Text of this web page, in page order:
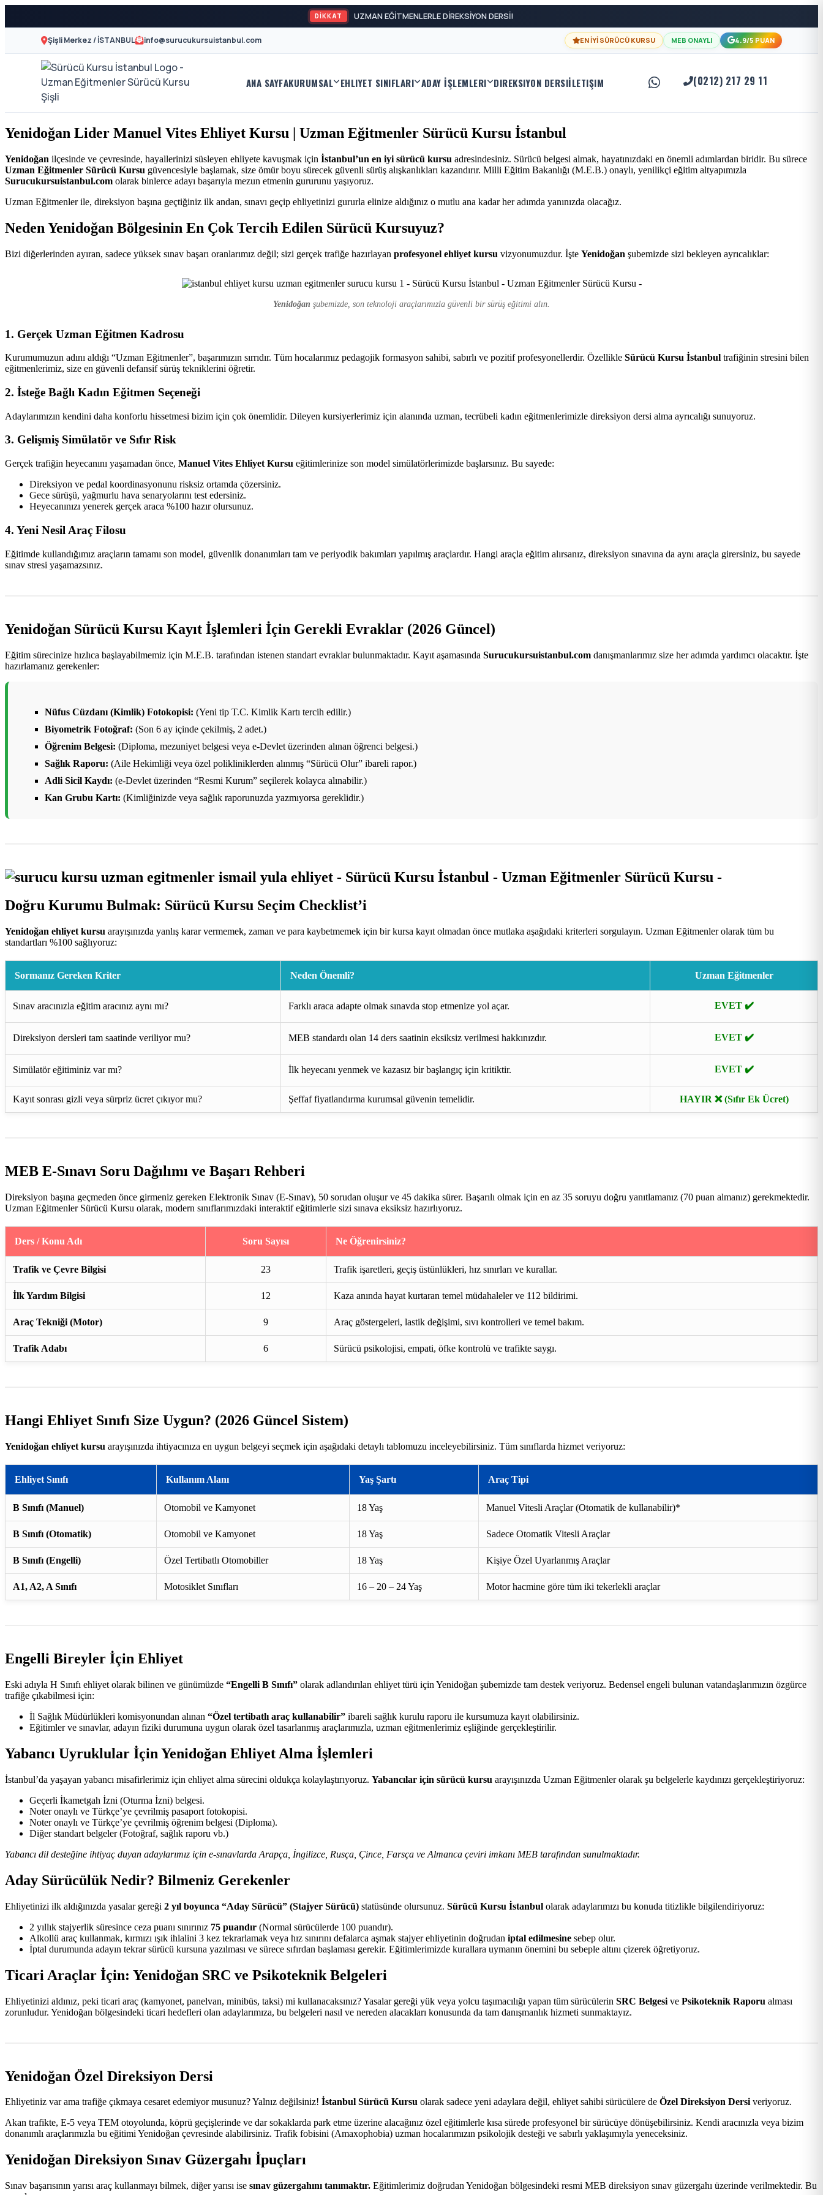
DİKKAT UZMAN EĞİTMENLERLE DİREKSİYON DERSİ!
Şişli Merkez / İSTANBUL info@surucukursuistanbul.com EN İYİ SÜRÜCÜ KURSU MEB ONAYLI 4.9/5 PUAN
Sürücü
Kursu
İstanbul
-
Şişli
En
Kursu
A2
Motor
Ehliyeti
ve
Özel
Direksiyon
Dersi
ANA SAYFAKURUMSAL EHLIYET SINIFLARI ADAY İŞLEMLERI DIREKSIYON DERSIİLETIŞIM (0212) 217 29 11
Yenidoğan Lider Manuel Vites Ehliyet Kursu | Uzman Eğitmenler Sürücü Kursu İstanbul
Yenidoğan ilçesinde ve çevresinde, hayallerinizi süsleyen ehliyete kavuşmak için İstanbul’un en iyi sürücü kursu adresindesiniz. Sürücü belgesi almak, hayatınızdaki en önemli adımlardan biridir. Bu sürece
Uzman Eğitmenler Sürücü Kursu güvencesiyle başlamak, size ömür boyu sürecek güvenli sürüş alışkanlıkları kazandırır. Milli Eğitim Bakanlığı (M.E.B.) onaylı, yenilikçi eğitim altyapımızla
Surucukursuistanbul.com olarak binlerce adayı başarıyla mezun etmenin gururunu yaşıyoruz.
Uzman Eğitmenler ile, direksiyon başına geçtiğiniz ilk andan, sınavı geçip ehliyetinizi gururla elinize aldığınız o mutlu ana kadar her adımda yanınızda olacağız.
Neden Yenidoğan Bölgesinin En Çok Tercih Edilen Sürücü Kursuyuz?
Bizi diğerlerinden ayıran, sadece yüksek sınav başarı oranlarımız değil; sizi gerçek trafiğe hazırlayan profesyonel ehliyet kursu vizyonumuzdur. İşte Yenidoğan şubemizde sizi bekleyen ayrıcalıklar:
Yenidoğan şubemizde, son teknoloji araçlarımızla güvenli bir sürüş eğitimi alın.
1. Gerçek Uzman Eğitmen Kadrosu
Kurumumuzun adını aldığı “Uzman Eğitmenler”, başarımızın sırrıdır. Tüm hocalarımız pedagojik formasyon sahibi, sabırlı ve pozitif profesyonellerdir. Özellikle Sürücü Kursu İstanbul trafiğinin stresini bilen
eğitmenlerimiz, size en güvenli defansif sürüş tekniklerini öğretir.
2. İsteğe Bağlı Kadın Eğitmen Seçeneği
Adaylarımızın kendini daha konforlu hissetmesi bizim için çok önemlidir. Dileyen kursiyerlerimiz için alanında uzman, tecrübeli kadın eğitmenlerimizle direksiyon dersi alma ayrıcalığı sunuyoruz.
3. Gelişmiş Simülatör ve Sıfır Risk
Gerçek trafiğin heyecanını yaşamadan önce, Manuel Vites Ehliyet Kursu eğitimlerinize son model simülatörlerimizde başlarsınız. Bu sayede:
Direksiyon ve pedal koordinasyonunu risksiz ortamda çözersiniz.
Gece sürüşü, yağmurlu hava senaryolarını test edersiniz.
Heyecanınızı yenerek gerçek araca %100 hazır olursunuz.
4. Yeni Nesil Araç Filosu
Eğitimde kullandığımız araçların tamamı son model, güvenlik donanımları tam ve periyodik bakımları yapılmış araçlardır. Hangi araçla eğitim alırsanız, direksiyon sınavına da aynı araçla girersiniz, bu sayede
sınav stresi yaşamazsınız.
Yenidoğan Sürücü Kursu Kayıt İşlemleri İçin Gerekli Evraklar (2026 Güncel)
Eğitim sürecinize hızlıca başlayabilmemiz için M.E.B. tarafından istenen standart evraklar bulunmaktadır. Kayıt aşamasında Surucukursuistanbul.com danışmanlarımız size her adımda yardımcı olacaktır. İşte
hazırlamanız gerekenler:
Nüfus Cüzdanı (Kimlik) Fotokopisi: (Yeni tip T.C. Kimlik Kartı tercih edilir.)
Biyometrik Fotoğraf: (Son 6 ay içinde çekilmiş, 2 adet.)
Öğrenim Belgesi: (Diploma, mezuniyet belgesi veya e-Devlet üzerinden alınan öğrenci belgesi.)
Sağlık Raporu: (Aile Hekimliği veya özel polikliniklerden alınmış “Sürücü Olur” ibareli rapor.)
Adli Sicil Kaydı: (e-Devlet üzerinden “Resmi Kurum” seçilerek kolayca alınabilir.)
Kan Grubu Kartı: (Kimliğinizde veya sağlık raporunuzda yazmıyorsa gereklidir.)
Doğru Kurumu Bulmak: Sürücü Kursu Seçim Checklist’i
Yenidoğan ehliyet kursu arayışınızda yanlış karar vermemek, zaman ve para kaybetmemek için bir kursa kayıt olmadan önce mutlaka aşağıdaki kriterleri sorgulayın. Uzman Eğitmenler olarak tüm bu
standartları %100 sağlıyoruz:
Sormanız Gereken Kriter Neden Önemli? Uzman Eğitmenler
Sınav aracınızla eğitim aracınız aynı mı? Farklı araca adapte olmak sınavda stop etmenize yol açar. EVET ✔️
Direksiyon dersleri tam saatinde veriliyor mu? MEB standardı olan 14 ders saatinin eksiksiz verilmesi hakkınızdır. EVET ✔️
Simülatör eğitiminiz var mı? İlk heyecanı yenmek ve kazasız bir başlangıç için kritiktir. EVET ✔️
Kayıt sonrası gizli veya sürpriz ücret çıkıyor mu? Şeffaf fiyatlandırma kurumsal güvenin temelidir. HAYIR ❌ (Sıfır Ek Ücret)
MEB E-Sınavı Soru Dağılımı ve Başarı Rehberi
Direksiyon başına geçmeden önce girmeniz gereken Elektronik Sınav (E-Sınav), 50 sorudan oluşur ve 45 dakika sürer. Başarılı olmak için en az 35 soruyu doğru yanıtlamanız (70 puan almanız) gerekmektedir.
Uzman Eğitmenler Sürücü Kursu olarak, modern sınıflarımızdaki interaktif eğitimlerle sizi sınava eksiksiz hazırlıyoruz.
Ders / Konu Adı Soru Sayısı Ne Öğrenirsiniz?
Trafik ve Çevre Bilgisi 23 Trafik işaretleri, geçiş üstünlükleri, hız sınırları ve kurallar.
İlk Yardım Bilgisi 12 Kaza anında hayat kurtaran temel müdahaleler ve 112 bildirimi.
Araç Tekniği (Motor) 9 Araç göstergeleri, lastik değişimi, sıvı kontrolleri ve temel bakım.
Trafik Adabı 6 Sürücü psikolojisi, empati, öfke kontrolü ve trafikte saygı.
Hangi Ehliyet Sınıfı Size Uygun? (2026 Güncel Sistem)
Yenidoğan ehliyet kursu arayışınızda ihtiyacınıza en uygun belgeyi seçmek için aşağıdaki detaylı tablomuzu inceleyebilirsiniz. Tüm sınıflarda hizmet veriyoruz:
Ehliyet Sınıfı Kullanım Alanı Yaş Şartı Araç Tipi
B Sınıfı (Manuel) Otomobil ve Kamyonet 18 Yaş Manuel Vitesli Araçlar (Otomatik de kullanabilir)*
B Sınıfı (Otomatik) Otomobil ve Kamyonet 18 Yaş Sadece Otomatik Vitesli Araçlar
B Sınıfı (Engelli) Özel Tertibatlı Otomobiller 18 Yaş Kişiye Özel Uyarlanmış Araçlar
A1, A2, A Sınıfı Motosiklet Sınıfları 16 – 20 – 24 Yaş Motor hacmine göre tüm iki tekerlekli araçlar
Engelli Bireyler İçin Ehliyet
Eski adıyla H Sınıfı ehliyet olarak bilinen ve günümüzde “Engelli B Sınıfı” olarak adlandırılan ehliyet türü için Yenidoğan şubemizde tam destek veriyoruz. Bedensel engeli bulunan vatandaşlarımızın özgürce
trafiğe çıkabilmesi için:
İl Sağlık Müdürlükleri komisyonundan alınan “Özel tertibatlı araç kullanabilir” ibareli sağlık kurulu raporu ile kursumuza kayıt olabilirsiniz.
Eğitimler ve sınavlar, adayın fiziki durumuna uygun olarak özel tasarlanmış araçlarımızla, uzman eğitmenlerimiz eşliğinde gerçekleştirilir.
Yabancı Uyruklular İçin Yenidoğan Ehliyet Alma İşlemleri
İstanbul’da yaşayan yabancı misafirlerimiz için ehliyet alma sürecini oldukça kolaylaştırıyoruz. Yabancılar için sürücü kursu arayışınızda Uzman Eğitmenler olarak şu belgelerle kaydınızı gerçekleştiriyoruz:
Geçerli İkametgah İzni (Oturma İzni) belgesi.
Noter onaylı ve Türkçe’ye çevrilmiş pasaport fotokopisi.
Noter onaylı ve Türkçe’ye çevrilmiş öğrenim belgesi (Diploma).
Diğer standart belgeler (Fotoğraf, sağlık raporu vb.)
Yabancı dil desteğine ihtiyaç duyan adaylarımız için e-sınavlarda Arapça, İngilizce, Rusça, Çince, Farsça ve Almanca çeviri imkanı MEB tarafından sunulmaktadır.
Aday Sürücülük Nedir? Bilmeniz Gerekenler
Ehliyetinizi ilk aldığınızda yasalar gereği 2 yıl boyunca “Aday Sürücü” (Stajyer Sürücü) statüsünde olursunuz. Sürücü Kursu İstanbul olarak adaylarımızı bu konuda titizlikle bilgilendiriyoruz:
2 yıllık stajyerlik süresince ceza puanı sınırınız 75 puandır (Normal sürücülerde 100 puandır).
Alkollü araç kullanmak, kırmızı ışık ihlalini 3 kez tekrarlamak veya hız sınırını defalarca aşmak stajyer ehliyetinin doğrudan iptal edilmesine sebep olur.
İptal durumunda adayın tekrar sürücü kursuna yazılması ve sürece sıfırdan başlaması gerekir. Eğitimlerimizde kurallara uymanın önemini bu sebeple altını çizerek öğretiyoruz.
Ticari Araçlar İçin: Yenidoğan SRC ve Psikoteknik Belgeleri
Ehliyetinizi aldınız, peki ticari araç (kamyonet, panelvan, minibüs, taksi) mi kullanacaksınız? Yasalar gereği yük veya yolcu taşımacılığı yapan tüm sürücülerin SRC Belgesi ve Psikoteknik Raporu alması
zorunludur. Yenidoğan bölgesindeki ticari hedefleri olan adaylarımıza, bu belgeleri nasıl ve nereden alacakları konusunda da tam danışmanlık hizmeti sunmaktayız.
Yenidoğan Özel Direksiyon Dersi
Ehliyetiniz var ama trafiğe çıkmaya cesaret edemiyor musunuz? Yalnız değilsiniz! İstanbul Sürücü Kursu olarak sadece yeni adaylara değil, ehliyet sahibi sürücülere de Özel Direksiyon Dersiveriyoruz.
Akan trafikte, E-5 veya TEM otoyolunda, köprü geçişlerinde ve dar sokaklarda park etme üzerine alacağınız özel eğitimlerle kısa sürede profesyonel bir sürücüye dönüşebilirsiniz. Kendi aracınızla veya bizim
donanımlı araçlarımızla bu eğitimi Yenidoğan çevresinde alabilirsiniz. Trafik fobisini (Amaxophobia) uzman hocalarımızın psikolojik desteği ve sabırlı yaklaşımıyla yeneceksiniz.
Yenidoğan Direksiyon Sınav Güzergahı İpuçları
Sınav başarısının yarısı araç kullanmayı bilmek, diğer yarısı ise sınav güzergahını tanımaktır. Eğitimlerimiz doğrudan Yenidoğan bölgesindeki resmi MEB direksiyon sınav güzergahı üzerinde verilmektedir. Bu